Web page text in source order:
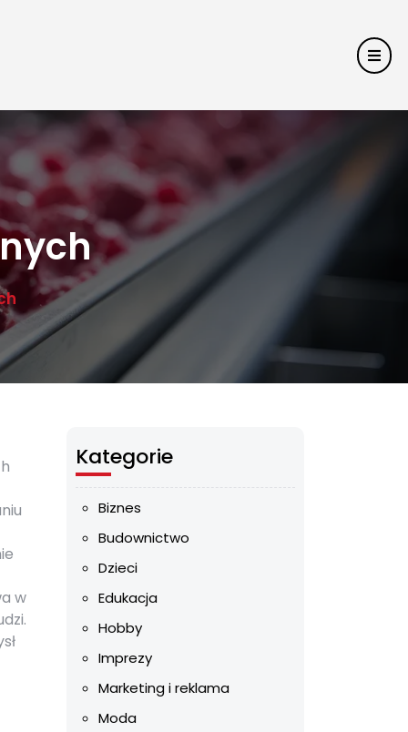
w
Kategorie
Biznes
Budownictwo
Dzieci
Edukacja
Hobby
Imprezy
Marketing i reklama
Moda